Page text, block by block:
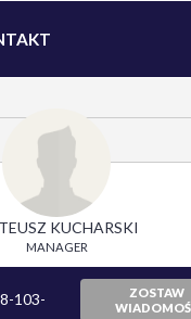
KUCHARSKI
MANAGER
103-
ZOSTAW